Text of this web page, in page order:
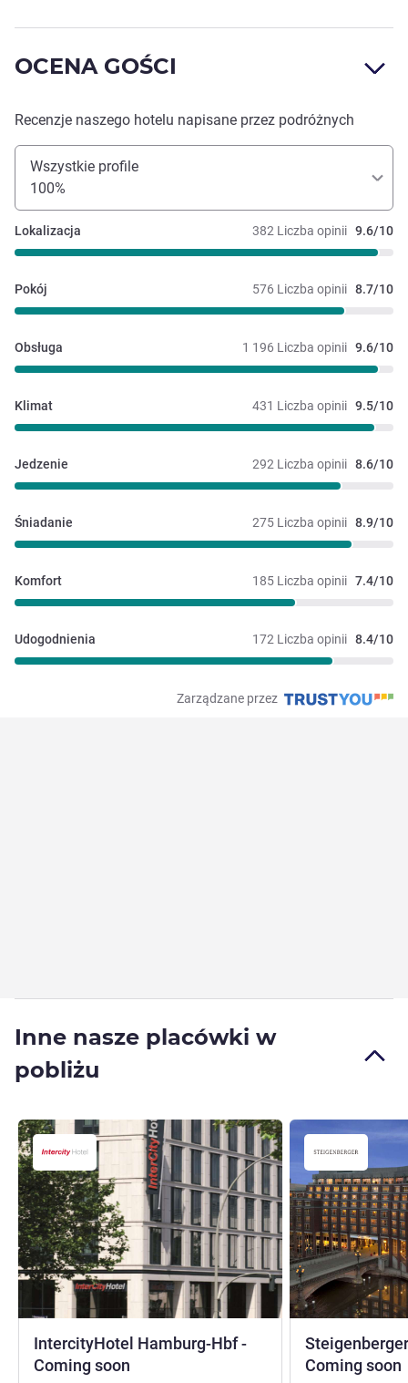
OCENA GOŚCI
Recenzje naszego hotelu napisane przez podróżnych
Wszystkie profile
100%
382 Liczba opinii 9.6/10
Lokalizacja
576 Liczba opinii 8.7/10
Pokój
1 196 Liczba opinii 9.6/10
Obsługa
431 Liczba opinii 9.5/10
Klimat
292 Liczba opinii 8.6/10
Jedzenie
275 Liczba opinii 8.9/10
Śniadanie
185 Liczba opinii 7.4/10
Komfort
172 Liczba opinii 8.4/10
Udogodnienia
Zarządzane przez
Inne nasze placówki w
pobliżu
IntercityHotel Hamburg-Hbf -
Coming soon
Coming soon